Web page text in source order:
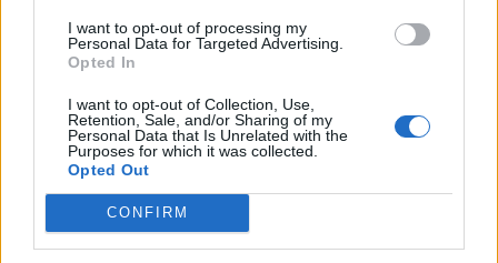
I want to opt-out of processing my
Personal Data for Targeted Advertising.
Opted In
I want to opt-out of Collection, Use,
Retention, Sale, and/or Sharing of my
Personal Data that Is Unrelated with the
Purposes for which it was collected.
Opted Out
CONFIRM
AKTUALITĀTES
Liepājā no ģimenes, kurā tika mocīts 13 gadus vecais zēns,
izņemti arī abi jaunākie bērni